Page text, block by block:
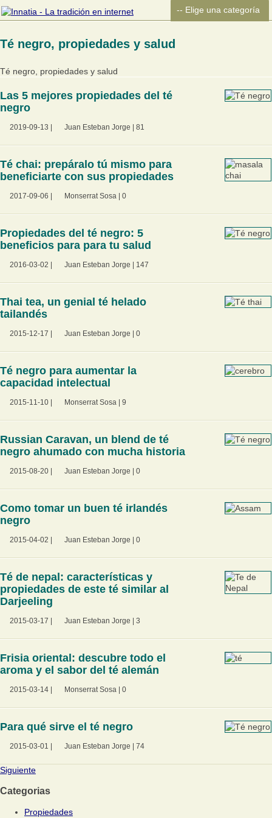
Té negro, propiedades y salud
Té negro, propiedades y salud
Las 5 mejores propiedades del té
negro
2019-09-13 Juan Esteban Jorge 81
Té chai: prepáralo tú mismo para
beneficiarte con sus propiedades
2017-09-06 Monserrat Sosa 0
Propiedades del té negro: 5
beneficios para para tu salud
2016-03-02 Juan Esteban Jorge 147
Thai tea, un genial té helado
tailandés
2015-12-17 Juan Esteban Jorge 0
Té negro para aumentar la
capacidad intelectual
2015-11-10 Monserrat Sosa 9
Russian Caravan, un blend de té
negro ahumado con mucha historia
2015-08-20 Juan Esteban Jorge 0
Como tomar un buen té irlandés
negro
2015-04-02 Juan Esteban Jorge 0
Té de nepal: características y
propiedades de este té similar al
Darjeeling
2015-03-17 Juan Esteban Jorge 3
Frisia oriental: descubre todo el
aroma y el sabor del té alemán
2015-03-14 Monserrat Sosa 0
Para qué sirve el té negro
2015-03-01 Juan Esteban Jorge 74
Siguiente
Categorias
Propiedades